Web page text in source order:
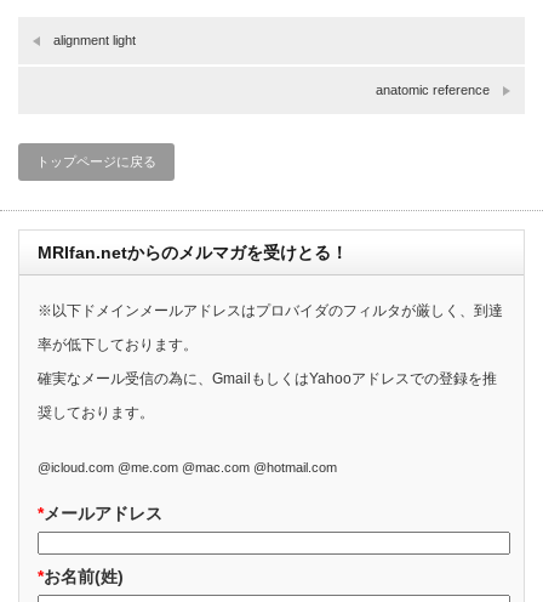
alignment light
anatomic reference
トップページに戻る
MRIfan.netからのメルマガを受けとる！
※以下ドメインメールアドレスはプロバイダのフィルタが厳しく、到達
率が低下しております。
確実なメール受信の為に、GmailもしくはYahooアドレスでの登録を推
奨しております。
@icloud.com @me.com @mac.com @hotmail.com
*メールアドレス
*お名前(姓)